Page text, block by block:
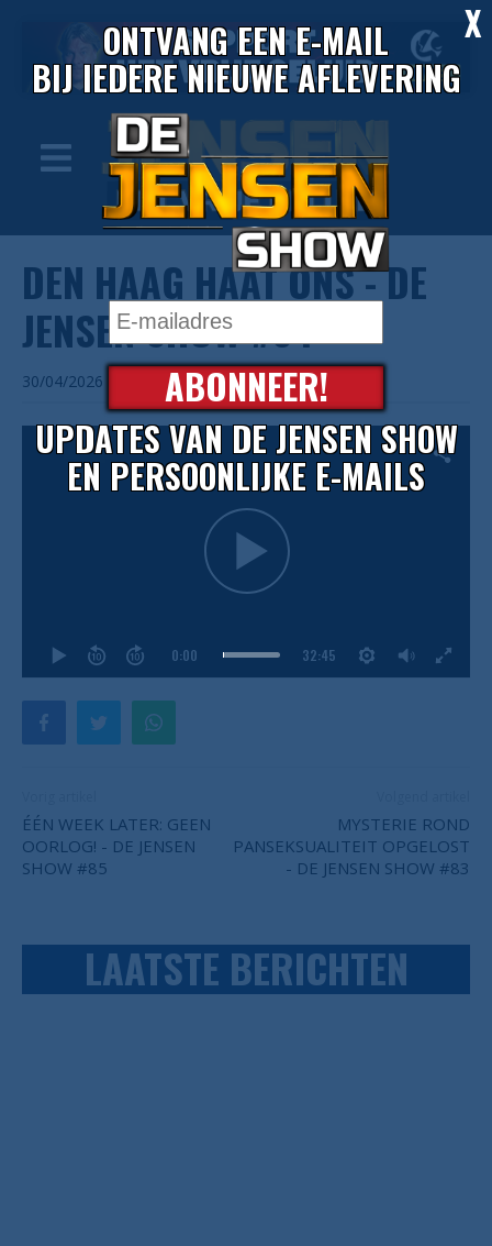
DEN HAAG HAAT ONS - DE
JENSEN SHOW #84
30/04/2026
0:00 32:45
ÉÉN WEEK LATER: GEEN
OORLOG! - DE JENSEN
SHOW #85
MYSTERIE ROND
PANSEKSUALITEIT OPGELOST
- DE JENSEN SHOW #83
LAATSTE BERICHTEN
X
ONTVANG EEN E-MAIL
BIJ IEDERE NIEUWE AFLEVERING
ABONNEER!
UPDATES VAN DE JENSEN SHOW
EN PERSOONLIJKE E-MAILS